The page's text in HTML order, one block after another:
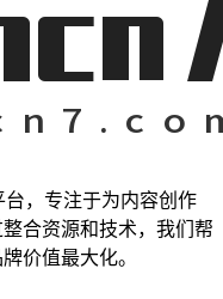
，专注于为内容创作
合资源和技术，我们帮
价值最大化。